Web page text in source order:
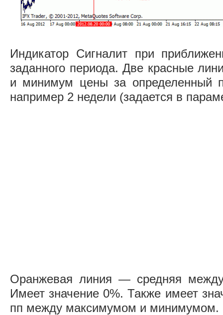
Индикатор Сигналит при
заданного периода. Две красные
и минимум цены за определенный
например 2 недели (задается в
Оранжевая линия — средняя
Имеет значение 0%. Также имеет
пп между максимумом и минимумом.